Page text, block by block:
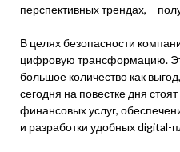
перспективных трендах, –
В целях безопасности
цифровую трансформацию.
большое количество как
сегодня на повестке дня
финансовых услуг,
и разработки удобных digital-